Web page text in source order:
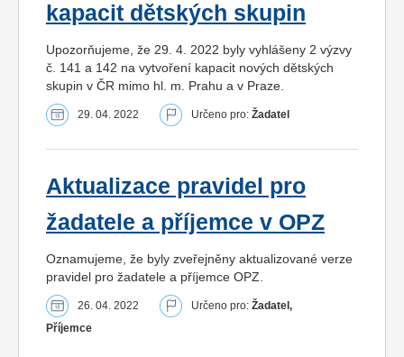
kapacit dětských skupin
Upozorňujeme, že 29. 4. 2022 byly vyhlášeny 2 výzvy
č. 141 a 142 na vytvoření kapacit nových dětských
skupin v ČR mimo hl. m. Prahu a v Praze.
29. 04. 2022 Určeno pro: Žadatel
Aktualizace pravidel pro
žadatele a příjemce v OPZ
Oznamujeme, že byly zveřejněny aktualizované verze
pravidel pro žadatele a příjemce OPZ.
26. 04. 2022 Určeno pro: Žadatel,
Příjemce